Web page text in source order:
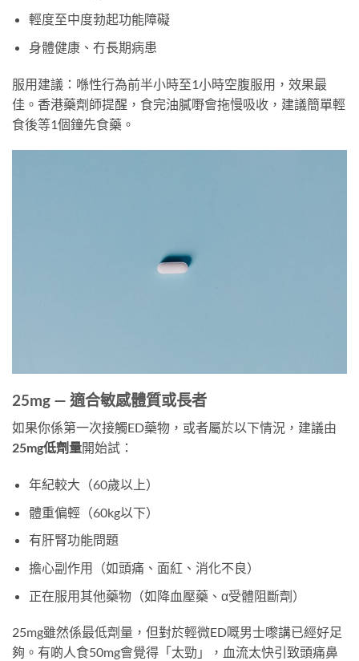
輕度至中度勃起功能障礙
身體健康、冇長期病患
服用建議：喺性行為前半小時至1小時空腹服用，效果最
佳。香港藥劑師提醒，食完油膩嘢會拖慢吸收，建議簡單輕
食後等1個鐘先食藥。
25mg — 適合敏感體質或長者
如果你係第一次接觸ED藥物，或者屬於以下情況，建議由
25mg低劑量開始試：
年紀較大（60歲以上）
體重偏輕（60kg以下）
有肝腎功能問題
擔心副作用（如頭痛、面紅、消化不良）
正在服用其他藥物（如降血壓藥、α受體阻斷劑）
25mg雖然係最低劑量，但對於輕微ED嘅男士嚟講已經好足
夠。有啲人食50mg會覺得「太勁」，血流太快引致頭痛鼻